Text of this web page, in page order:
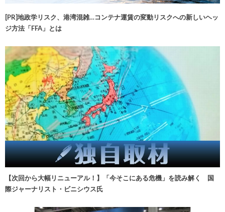
[PR]地政学リスク、港湾混雑…コンテナ運賃の変動リスクへの新しいヘッ
ジ方法「FFA」とは
【次回から大幅リニューアル！】「今そこにある危機」を読み解く 国
際ジャーナリスト・ビニシウス氏